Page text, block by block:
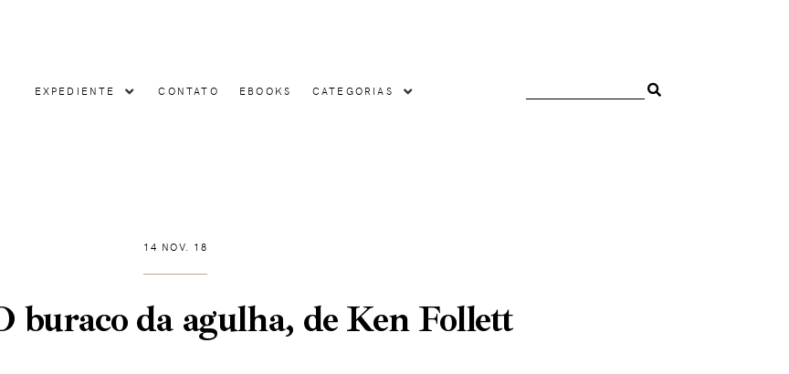
EXPEDIENTE CONTATO EBOOKS CATEGORIAS
14 NOV. 18
buraco da agulha, de Ken Follett